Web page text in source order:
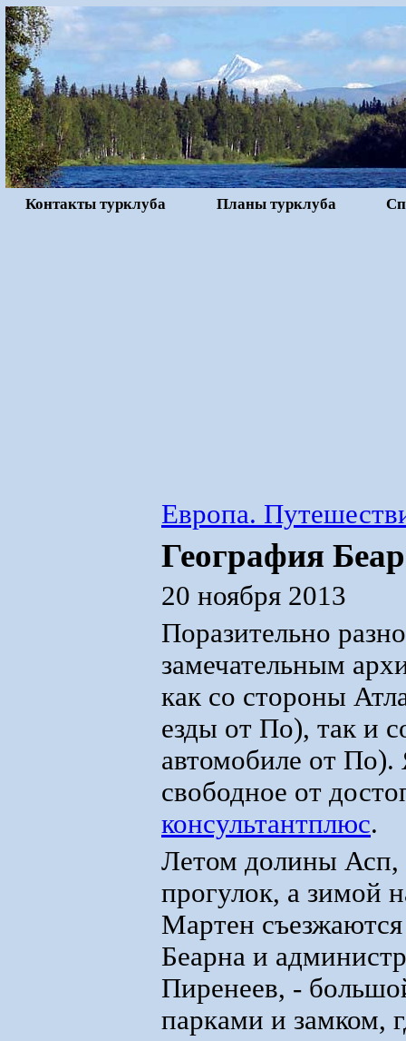
Контакты турклуба Планы турклуба
Европа.
География
20 ноября 2013
Поразительно
замечательным
как со стороны
езды от По), так и
автомобиле от
свободное от
консультантплюс.
Летом долины Асп,
прогулок, а зимой
Мартен
Беарна и
Пиренеев, -
парками и замком,